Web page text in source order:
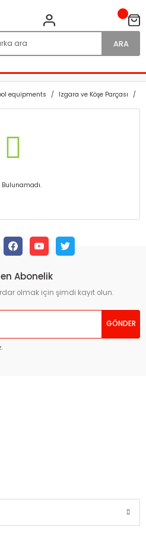
ARA
equipments Izgara ve Köşe Parçası
Bulunamadı.
Abonelik
olmak için şimdi kayıt olun.
GÖNDER